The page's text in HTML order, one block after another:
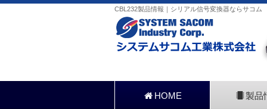
CBL232製品情報｜シリアル信号変換器ならサコム
HOME 製品